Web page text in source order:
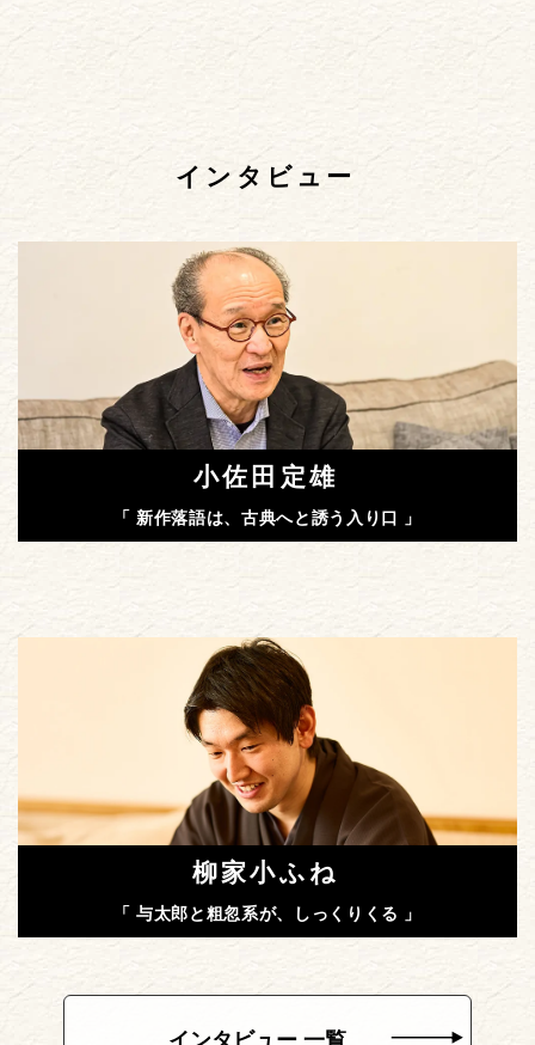
インタビュー
小佐田定雄
「 新作落語は、古典へと誘う入り口 」
柳家小ふね
「 与太郎と粗忽系が、しっくりくる 」
インタビュー 一覧